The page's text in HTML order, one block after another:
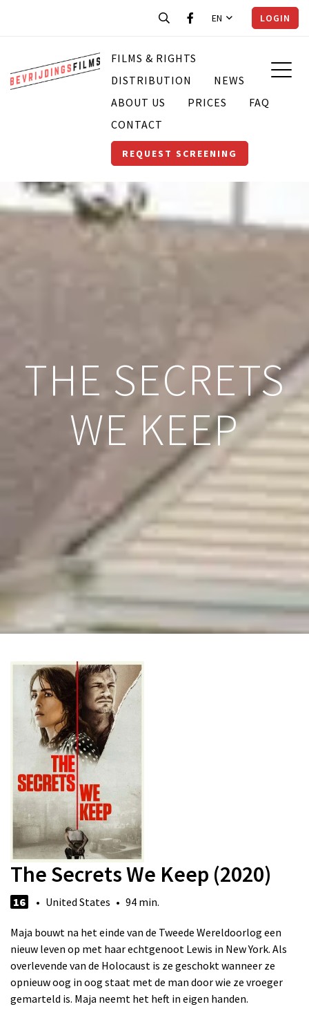
EN LOGIN
FILMS & RIGHTS
DISTRIBUTION
NEWS
ABOUT US
PRICES
FAQ
CONTACT
REQUEST SCREENING
THE SECRETS
WE KEEP
The Secrets We Keep (2020)
16 • United States • 94 min.
Maja bouwt na het einde van de Tweede Wereldoorlog een
nieuw leven op met haar echtgenoot Lewis in New York. Als
overlevende van de Holocaust is ze geschokt wanneer ze
opnieuw oog in oog staat met de man door wie ze vroeger
gemarteld is. Maja neemt het heft in eigen handen.